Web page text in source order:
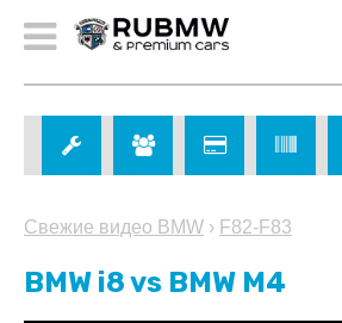
Свежие видео BMW › F82-F83
BMW i8 vs BMW M4